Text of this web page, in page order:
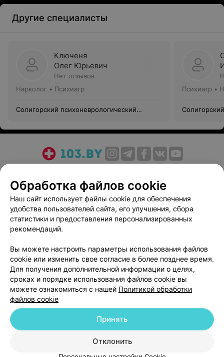
Другие специалисты
Ключеня
Олег Юрьевич
Нет отзывов
Нарколог • Психиатр
Солигорский психоневрологический
Психиатр •
Медицинский маркетинг
Публичный договор
Пользовательское соглашение
Способы оплаты
Вакансии
Партнеры
Написать руководителю 103.by
Персональные настройки cookie
Обработка персональных данных
Обработка файлов cookie
Наш сайт использует файлы cookie для обеспечения
удобства пользователей сайта, его улучшения, сбора
статистики и предоставления персонализированных
рекомендаций.
Вы можете настроить параметры использования файлов
cookie или изменить свое согласие в более позднее время.
Для получения дополнительной информации о целях,
сроках и порядке использования файлов cookie вы
можете ознакомиться с нашей Политикой обработки
файлов cookie
Отклонить
Принять